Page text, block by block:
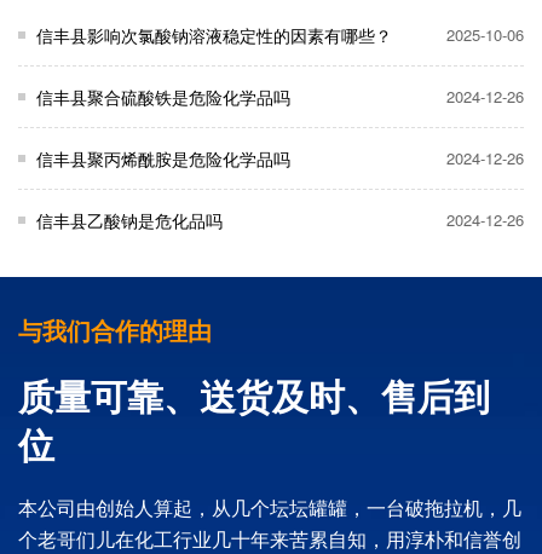
信丰县影响次氯酸钠溶液稳定性的因素有哪些？ 2025-10-06
信丰县聚合硫酸铁是危险化学品吗 2024-12-26
信丰县聚丙烯酰胺是危险化学品吗 2024-12-26
信丰县乙酸钠是危化品吗 2024-12-26
与我们合作的理由
质量可靠、送货及时、售后到
位
本公司由创始人算起，从几个坛坛罐罐，一台破拖拉机，几
个老哥们儿在化工行业几十年来苦累自知，用淳朴和信誉创